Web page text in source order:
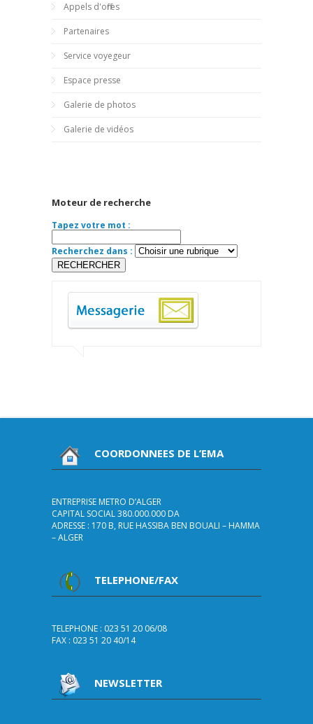
Appels d'offres
Partenaires
Service voyegeur
Espace presse
Galerie de photos
Galerie de vidéos
Moteur de recherche
Tapez votre mot :
Recherchez dans :
COORDONNEES DE L’EMA
ENTREPRISE METRO D’ALGER
CAPITAL SOCIAL 380.000.000 DA
ADRESSE : 170 B, RUE HASSIBA BEN BOUALI – HAMMA
– ALGER
TELEPHONE/FAX
TELEPHONE : 023 51 20 06/08
FAX : 023 51 20 40/14
NEWSLETTER